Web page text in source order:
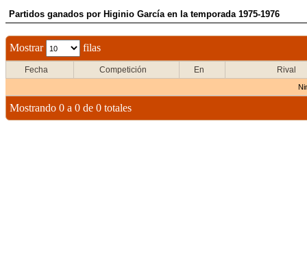
Partidos ganados por Higinio García en la temporada 1975-1976
Mostrar filas
Fecha Competición En Rival
Mostrando 0 a 0 de 0 totales